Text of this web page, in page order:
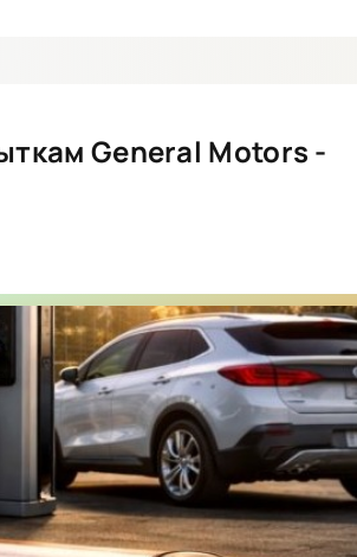
General Motors -